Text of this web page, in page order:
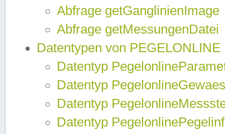
Abfrage getGanglinienImage
Abfrage getMessungenDatei
Datentypen von
Datentyp
Datentyp
Datentyp
Datentyp